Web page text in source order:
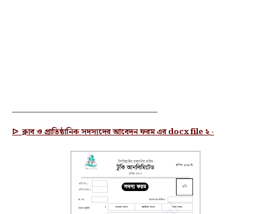
________________________________________
ᐅক্লাব ও প্রাতিষ্ঠানিক সদস্যদের আবেদন ফরমএর docx file২-